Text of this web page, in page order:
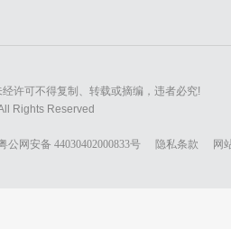
许可不得复制、转载或摘编，违者必究!
Rights Reserved
公网安备 44030402000833号 隐私条款 网